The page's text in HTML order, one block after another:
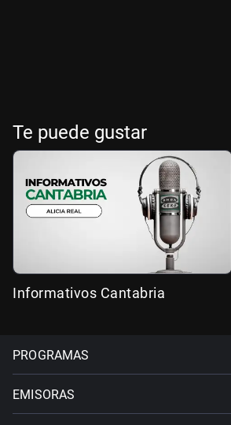
Te puede gustar
Informativos Cantabria
PROGRAMAS
EMISORAS